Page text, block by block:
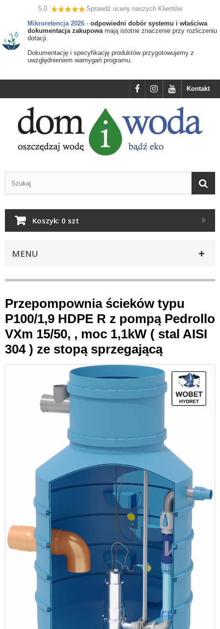
5,0
Sprawdź oceny naszych Klientów
Mikroretencja 2026 - odpowiedni dobór systemu i właściwa
dokumentacja zakupowamają istotne znaczenie przy rozliczeniu
dotacji.
Dokumentację i specyfikację produktów przygotowujemy z
uwzględnieniem wamygań programu.
Kontakt
Koszyk: 0 szt
MENU
Przepompownia ścieków typu
P100/1,9 HDPE R z pompą Pedrollo
VXm 15/50, , moc 1,1kW ( stal AISI
304 ) ze stopą sprzegającą